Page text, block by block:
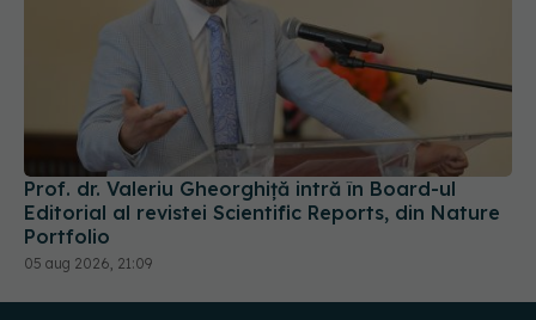
Prof. dr. Valeriu Gheorghiță intră în Board-ul
Editorial al revistei Scientific Reports, din Nature
Portfolio
05 aug 2026, 21:09